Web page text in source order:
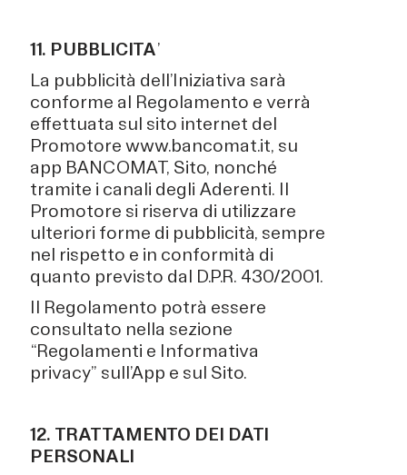
11. PUBBLICITA’
La pubblicità dell’Iniziativa sarà
conforme al Regolamento e verrà
effettuata sul sito internet del
Promotore www.bancomat.it, su
app BANCOMAT, Sito, nonché
tramite i canali degli Aderenti. Il
Promotore si riserva di utilizzare
ulteriori forme di pubblicità, sempre
nel rispetto e in conformità di
quanto previsto dal D.P.R. 430/2001.
Il Regolamento potrà essere
consultato nella sezione
“Regolamenti e Informativa
privacy” sull’App e sul Sito.
12. TRATTAMENTO DEI DATI
PERSONALI